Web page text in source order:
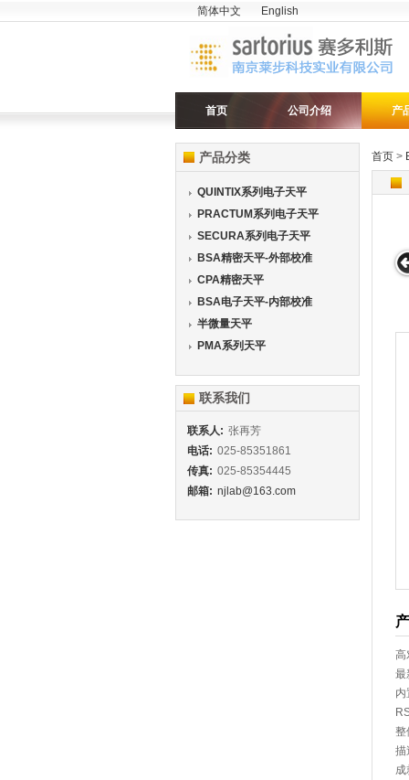
简体中文 English
首页 公司介绍 产
首页 >
高
最
整
描
产品分类
QUINTIX系列电子天平
PRACTUM系列电子天平
SECURA系列电子天平
BSA精密天平-外部校准
CPA精密天平
BSA电子天平-内部校准
半微量天平
PMA系列天平
联系我们
联系人: 张再芳
电话: 025-85351861
传真: 025-85354445
邮箱: njlab@163.com